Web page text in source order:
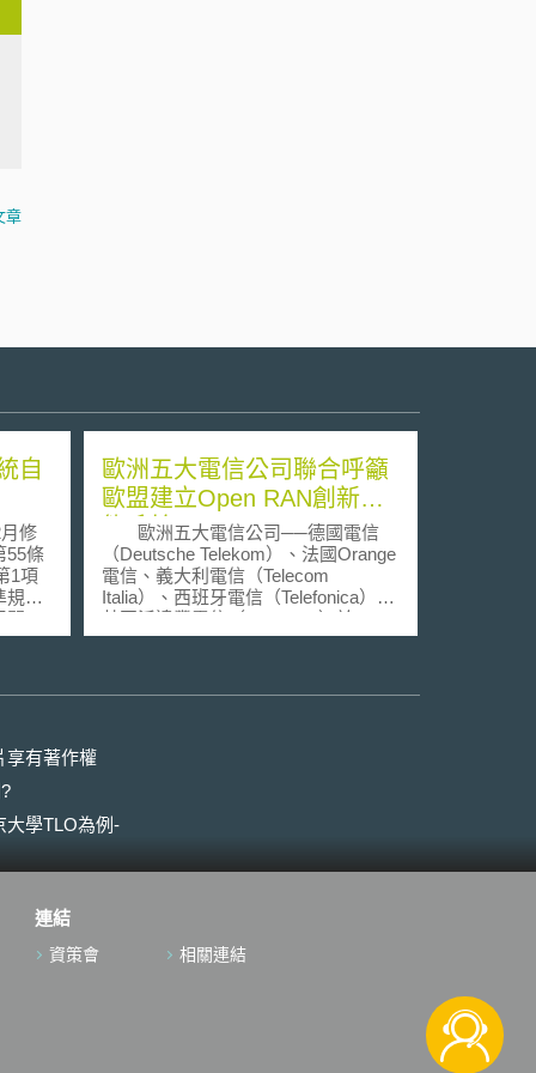
章
自
修
55條
1項
規
。
型自
路
想一
。據
能
年3
駕車
項手
︰申
書
行
歐洲五大電信公司聯合呼籲
歐盟建立Open RAN創新生
態系統
歐洲五大電信公司──德國電信
（Deutsche Telekom）、法國Orange
電信、義大利電信（Telecom
Italia）、西班牙電信（Telefonica）與
英國沃達豐電信（Vodafone）於2021
年11月18日聯合發表聲明，呼籲歐盟
前供應商進行分析，發現許多歐洲供
應商正處於發展初期，未獲得Open
服務的部分類別（如雲端軟體）中，
商僅有少數等。因此，本報告強調歐
洲需迫切將Open RAN作為戰略重
享有著作權
大學TLO為例-
連結
資策會 相關連結